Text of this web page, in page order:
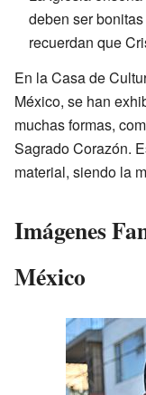
deben ser
recuerdan que
En la Casa de
México, se han
muchas formas,
Sagrado Corazón.
material, siendo la
Imágenes
México